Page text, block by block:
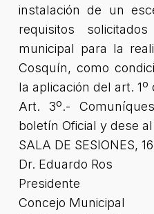
instalación de un
requisitos
municipal para la
Cosquín, como
la aplicación del art.
Art. 3º.-
boletín Oficial y dese
SALA DE SESIONES,
Dr. Eduardo Ros
Presidente
Concejo Municipal